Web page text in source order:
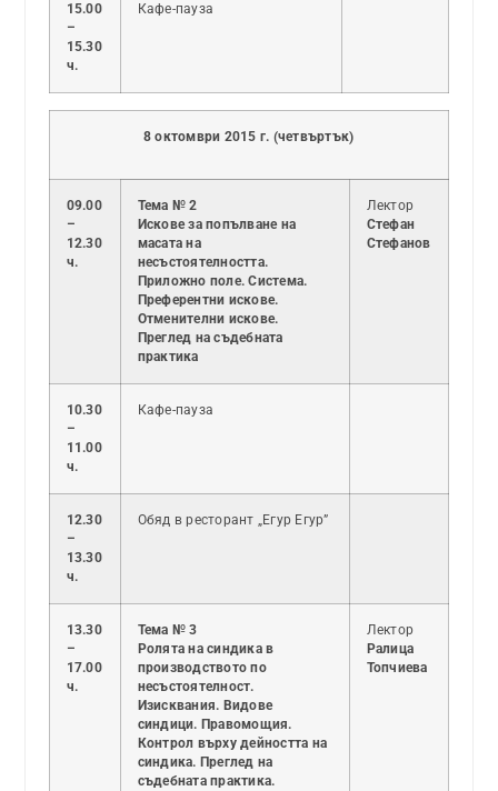
15.00
–
15.30
ч.
Кафе-пауза
8 октомври 2015 г. (четвъртък)
09.00
–
12.30
ч.
Тема № 2
Искове за попълване на
масата на
несъстоятелността.
Приложно поле. Система.
Преферентни искове.
Отменителни искове.
Преглед на съдебната
практика
Лектор
Стефан
Стефанов
10.30
–
11.00
ч.
Кафе-пауза
12.30
–
13.30
ч.
Обяд в ресторант „Егур Егур”
13.30
–
17.00
ч.
Тема № 3
Ролята на синдика в
производството по
несъстоятелност.
Изисквания. Видове
синдици. Правомощия.
Контрол върху дейността на
синдика. Преглед на
съдебната практика.
Лектор
Ралица
Топчиева